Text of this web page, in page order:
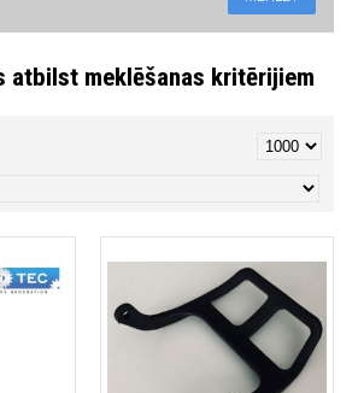
atbilst meklēšanas kritērijiem